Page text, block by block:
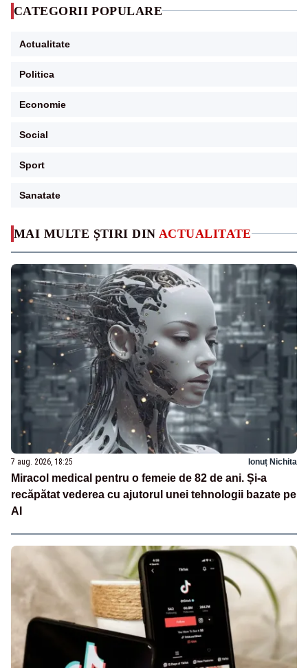
MAI MULTE ȘTIRI DIN ACTUALITATE
7 aug. 2026, 18:25 Ionuț Nichita
Miracol medical pentru o femeie de 82 de ani. Și-a
recăpătat vederea cu ajutorul unei tehnologii bazate pe
AI
CATEGORII POPULARE
Actualitate
Politica
Economie
Social
Sport
Sanatate